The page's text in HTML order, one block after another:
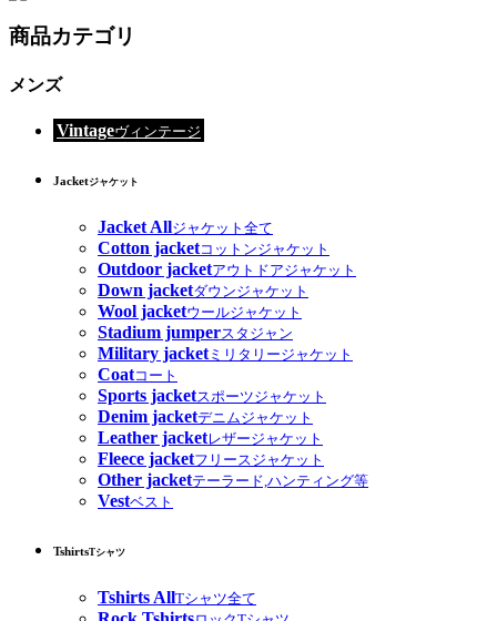
商品カテゴリ
メンズ
Vintageヴィンテージ
Jacketジャケット
Jacket Allジャケット全て
Cotton jacketコットンジャケット
Outdoor jacketアウトドアジャケット
Down jacketダウンジャケット
Wool jacketウールジャケット
Stadium jumperスタジャン
Military jacketミリタリージャケット
Coatコート
Sports jacketスポーツジャケット
Denim jacketデニムジャケット
Leather jacketレザージャケット
Fleece jacketフリースジャケット
Other jacketテーラード,ハンティング等
Vestベスト
TshirtsTシャツ
Tshirts AllTシャツ全て